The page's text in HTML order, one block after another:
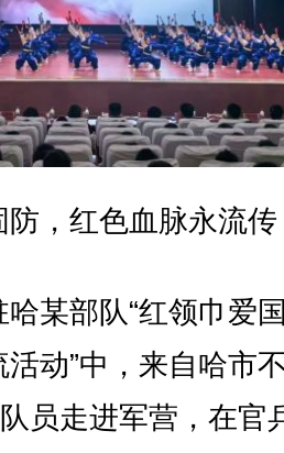
，红色血脉永流传
部队“红领巾爱
动”中，来自哈市
员走进军营，在官